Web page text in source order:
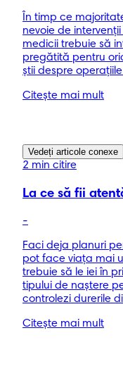
În timp ce
nevoie de
medicii trebuie să
pregătită pentru
știi despre
Citește mai mult
Vedeți articole conexe
2 min citire
La ce să fii
-
Faci deja planuri
pot face viaţa mai
trebuie să le iei în
tipului de naştere
controlezi durerile
Citește mai mult